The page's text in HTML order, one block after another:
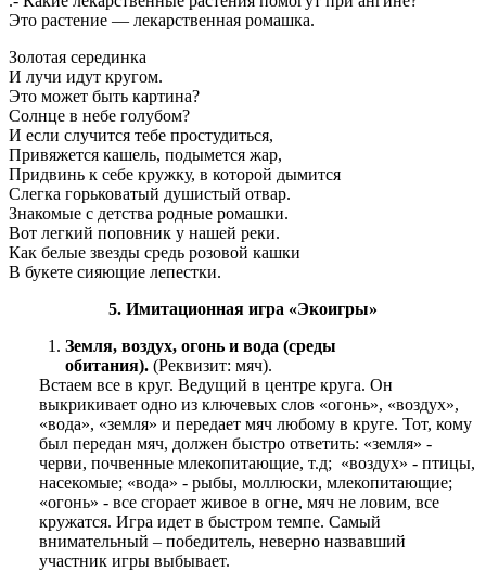
Это растение — лекарственная ромашка.
Золотая серединка
И лучи идут кругом.
Это может быть картина?
Солнце в небе голубом?
И если случится тебе простудиться,
Привяжется кашель, подымется жар,
Придвинь к себе кружку, в которой дымится
Слегка горьковатый душистый отвар.
Знакомые с детства родные ромашки.
Вот легкий поповник у нашей реки.
Как белые звезды средь розовой кашки
В букете сияющие лепестки.
5. Имитационная игра «Экоигры»
Земля, воздух, огонь и вода (среды
обитания). (Реквизит: мяч).
Встаем все в круг. Ведущий в центре круга. Он
выкрикивает одно из ключевых слов «огонь», «воздух»,
«вода», «земля» и передает мяч любому в круге. Тот, кому
был передан мяч, должен быстро ответить: «земля» -
черви, почвенные млекопитающие, т.д; «воздух» - птицы,
насекомые; «вода» - рыбы, моллюски, млекопитающие;
«огонь» - все сгорает живое в огне, мяч не ловим, все
кружатся. Игра идет в быстром темпе. Самый
внимательный – победитель, неверно назвавший
участник игры выбывает.